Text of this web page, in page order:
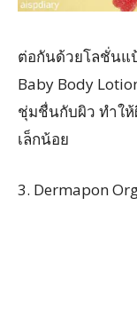
ต่อกันด้วยโลชั่นแป้
Baby Body
ชุ่มชื่นกับผิว ทำใ
เล็กน้อย
3. Dermapon